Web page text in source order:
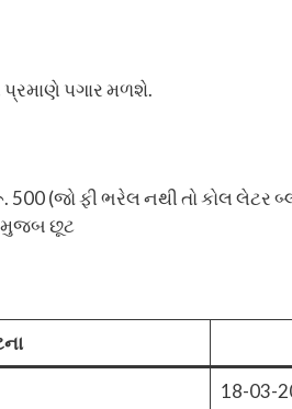
પ્રમાણે પગાર મળશે.
500 (જો ફી ભરેલ નથી તો કોલ લેટર
મુજબ છૂટ
18-03-